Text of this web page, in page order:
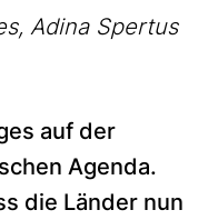
Adina Spertus
auf der
Agenda.
die Länder nun